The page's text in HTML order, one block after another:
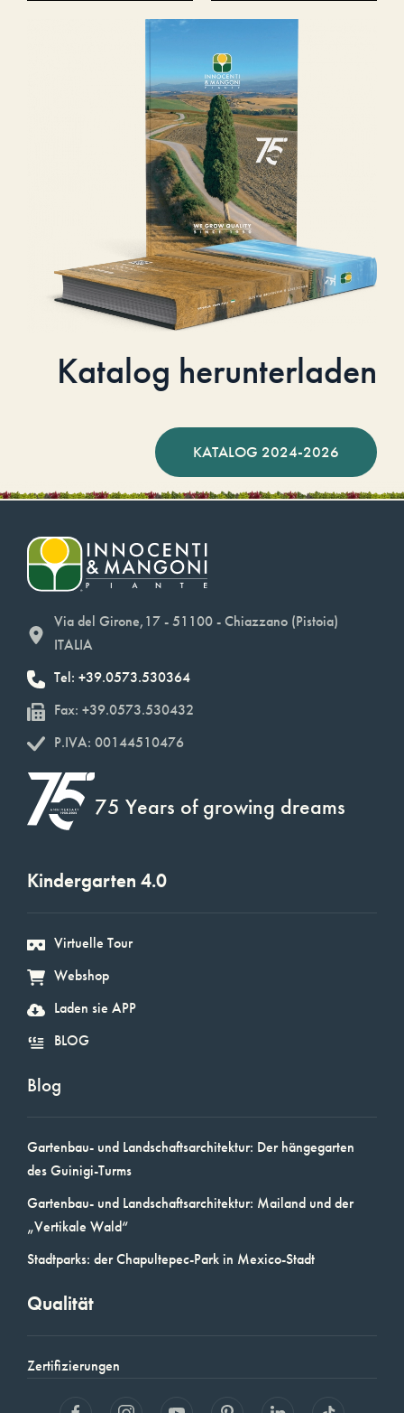
Katalog herunterladen
KATALOG 2024-2026
Via del Girone,17 - 51100 - Chiazzano (Pistoia)
ITALIA
Tel: +39.0573.530364
Fax: +39.0573.530432
P.IVA: 00144510476
75 Years of growing dreams
Kindergarten 4.0
Virtuelle Tour
Webshop
Laden sie APP
BLOG
Blog
Gartenbau- und Landschaftsarchitektur: Der hängegarten
des Guinigi-Turms
Gartenbau- und Landschaftsarchitektur: Mailand und der
„Vertikale Wald“
Stadtparks: der Chapultepec-Park in Mexico-Stadt
Qualität
Zertifizierungen